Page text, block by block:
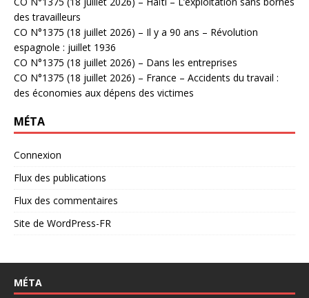
des travailleurs
CO N°1375 (18 juillet 2026) – Il y a 90 ans – Révolution
espagnole : juillet 1936
CO N°1375 (18 juillet 2026) – Dans les entreprises
CO N°1375 (18 juillet 2026) – France – Accidents du travail :
des économies aux dépens des victimes
MÉTA
Connexion
Flux des publications
Flux des commentaires
Site de WordPress-FR
MÉTA